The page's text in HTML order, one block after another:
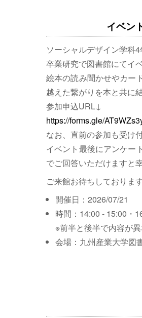
イベン
ソーシャルデザイン学科
卒業研究で図書館にてイ
絵本の読み聞かせやカー
越えた繋がりを本と共に
参加申込URL↓
https://forms.gle/
なお、直前の参加も受け
イベント最後にアンケー
でご回答いただけますと
ご来館お待ちしております
開催日：2026/07/21
時間：14:00 - 15:00・
※前半と後半で内容が
会場：九州産業大学図